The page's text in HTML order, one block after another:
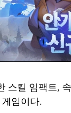
스킬 임팩트,
임이다.